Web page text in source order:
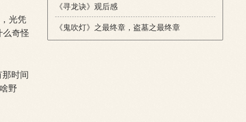
光凭
奇怪
时间
野
《寻龙诀》观后感
《鬼吹灯》之最终章，盗墓之最终章